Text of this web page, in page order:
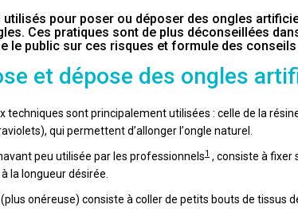
pour poser ou déposer des ongles
Ces pratiques sont de plus déconseillées
le public sur ces risques et formule des
et dépose des ongles
techniques sont principalement utilisées : celle de la
qui permettent d’allonger l’ongle naturel.
peu utilisée par les professionnels1 , consiste à fixer
la longueur désirée.
onéreuse) consiste à coller de petits bouts de tissus